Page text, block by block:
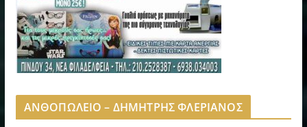
ΑΝΘΟΠΩΛΕΙΟ – ΔΗΜΗΤΡΗΣ ΦΛΕΡΙΑΝΟΣ